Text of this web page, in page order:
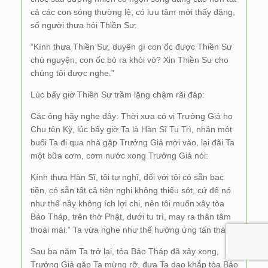
cả các con sóng thường lệ, có lưu tâm mới thấy đặng,
số người thưa hỏi Thiền Sư:
“Kính thưa Thiền Sư, duyên gì con ốc được Thiền Sư
chú nguyện, con ốc bò ra khỏi vỏ? Xin Thiền Sư cho
chúng tôi được nghe.”
Lúc bấy giờ Thiền Sư trầm lặng chậm rãi đáp:
Các ông hãy nghe đây: Thời xưa có vị Trưởng Giả họ
Chu tên Kỳ, lúc bấy giờ Ta là Hàn Sĩ Tu Trì, nhân một
buổi Ta đi qua nhà gặp Trưởng Giả mời vào, lại đãi Ta
một bữa cơm, cơm nước xong Trưởng Giả nói:
Kính thưa Hàn Sĩ, tôi tự nghĩ, đối với tôi có sẵn bạc
tiền, có sẵn tất cả tiện nghi không thiếu sót, cứ để nó
như thế nầy không ích lợi chi, nên tôi muốn xây tòa
Bảo Tháp, trên thờ Phật, dưới tu trì, may ra thân tâm
thoải mái.” Ta vừa nghe như thế hưởng ứng tán thành.
Sau ba năm Ta trở lại, tỏa Bảo Tháp đã xây xong,
Trưởng Giả gặp Ta mừng rỡ, đưa Ta dạo khắp tòa Bảo